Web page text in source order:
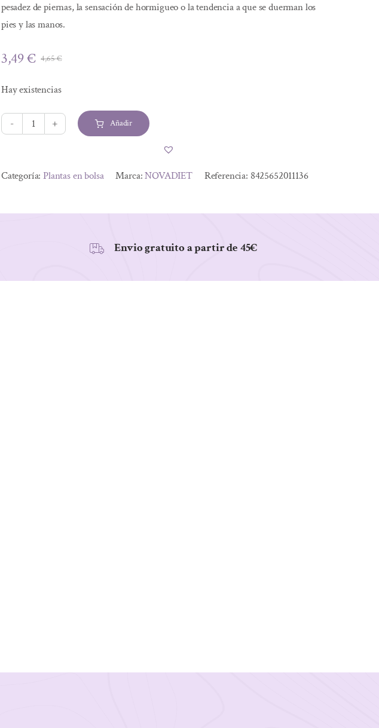
pesadez de piernas, la sensación de hormigueo o la tendencia a que se duerman los
pies y las manos.
4,65€El
era:
4,65 €.
3,49€
El
es:
3,49 €.
Hay existencias
RUSCO
cantidad
Añadir
Categoría:Plantas en bolsa Marca:NOVADIET Referencia: 8425652011136
Envio gratuito a partir de 45€